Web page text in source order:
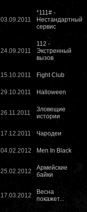
03.09.2011
*111# -
Нестандартный
сервис
24.09.2011
112 -
Экстренный
вызов
15.10.2011 Fight Club
29.10.2011 Halloween
26.11.2011
Зловещие
истории
17.12.2011 Чародеи
04.02.2012 Men In Black
25.02.2012
Армейские
байки
17.03.2012
Весна
покажет...